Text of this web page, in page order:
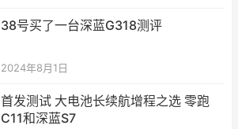
38号买了一台深蓝G318测评
2024年8月1日
首发测试 大电池长续航增程之选 零跑
C11和深蓝S7